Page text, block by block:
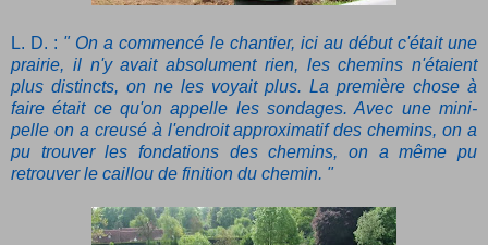
L. D. : " On a commencé le chantier, ici au début c'était une
prairie, il n'y avait absolument rien, les chemins n'étaient
plus distincts, on ne les voyait plus. La première chose à
faire était ce qu'on appelle les sondages. Avec une mini-
pelle on a creusé à l'endroit approximatif des chemins, on a
pu trouver les fondations des chemins, on a même pu
retrouver le caillou de finition du chemin. "